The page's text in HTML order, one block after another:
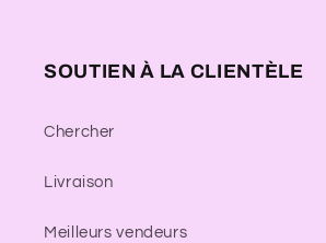
SOUTIEN À LA CLIENTÈLE
Chercher
Livraison
Meilleurs vendeurs